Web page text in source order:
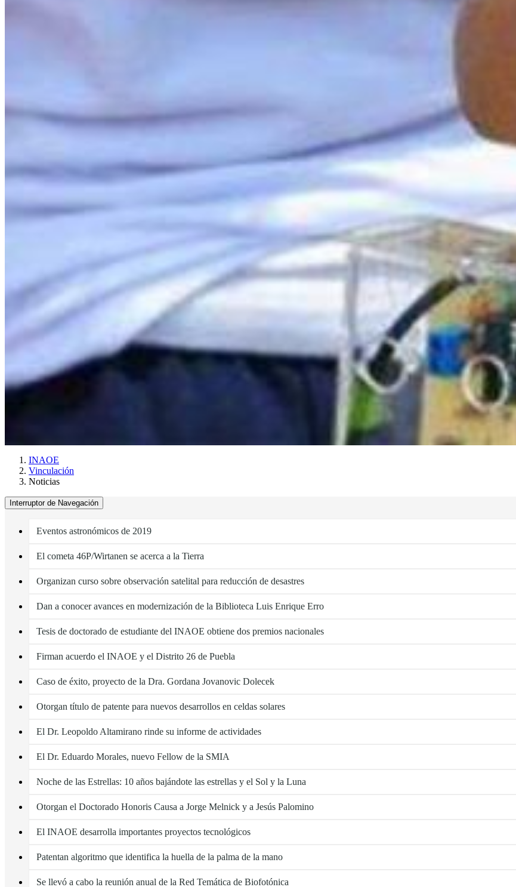
INAOE
Vinculación
Noticias
Interruptor de Navegación
Eventos astronómicos de 2019
El cometa 46P/Wirtanen se acerca a la Tierra
Organizan curso sobre observación satelital para reducción de desastres
Dan a conocer avances en modernización de la Biblioteca Luis Enrique Erro
Tesis de doctorado de estudiante del INAOE obtiene dos premios nacionales
Firman acuerdo el INAOE y el Distrito 26 de Puebla
Caso de éxito, proyecto de la Dra. Gordana Jovanovic Dolecek
Otorgan título de patente para nuevos desarrollos en celdas solares
El Dr. Leopoldo Altamirano rinde su informe de actividades
El Dr. Eduardo Morales, nuevo Fellow de la SMIA
Noche de las Estrellas: 10 años bajándote las estrellas y el Sol y la Luna
Otorgan el Doctorado Honoris Causa a Jorge Melnick y a Jesús Palomino
El INAOE desarrolla importantes proyectos tecnológicos
Patentan algoritmo que identifica la huella de la palma de la mano
Se llevó a cabo la reunión anual de la Red Temática de Biofotónica